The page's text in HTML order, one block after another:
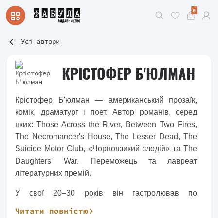
0
Усі автори
КРІСТОФЕР Б'ЮЛМАН
Крістофер Б'юлман — американський прозаїк,
комік, драматург і поет. Автор романів, серед
яких: Those Across the River, Between Two Fires,
The Necromancer's House, The Lesser Dead, The
Suicide Motor Club, «Чорноязикий злодій» та The
Daughters' War. Переможець та лавреат
літературних премій.
У свої 20–30 років він гастролював по
Читати повністю